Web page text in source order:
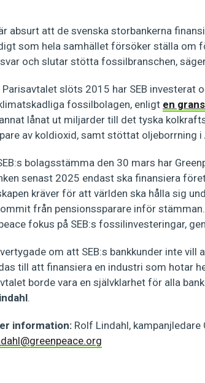
absurt att de svenska storbankerna
som hela samhället försöker ställa om
och slutar stötta fossilbranschen,
Parisavtalet slöts 2015 har SEB investerat
fossilbolagen, enligt en
lånat ut miljarder till det tyska
av koldioxid, samt stöttat oljeborrning
bolagsstämma den 30 mars har
senast 2025 endast ska finansiera
kräver för att världen ska hålla sig
från pensionssparare inför
fokus på SEB:s fossilinvesteringar,
om att SEB:s bankkunder inte
till att finansiera en industri som hotar
borde vara en självklarhet för alla
.
information: Rolf Lindahl,